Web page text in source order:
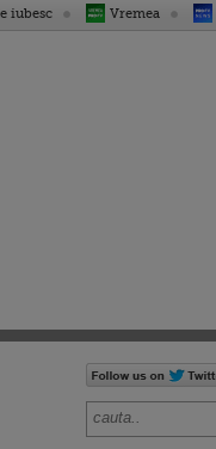
iubesc Vremea